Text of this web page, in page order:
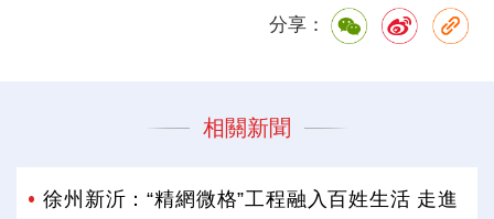
分享：
相關新聞
徐州新沂：“精網微格”工程融入百姓生活 走進